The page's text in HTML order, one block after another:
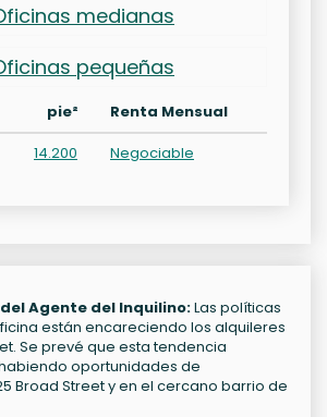
medianas
pequeñas
pie²
Renta Mensual
14.200 Negociable
Agente del Inquilino:Las políticas
están encareciendo los alquileres
Se prevé que esta tendencia
oportunidades de
Broad Street y en el cercano barrio de